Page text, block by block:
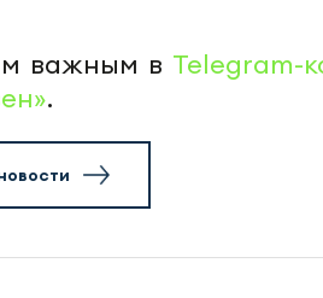
важным в Telegram-
.